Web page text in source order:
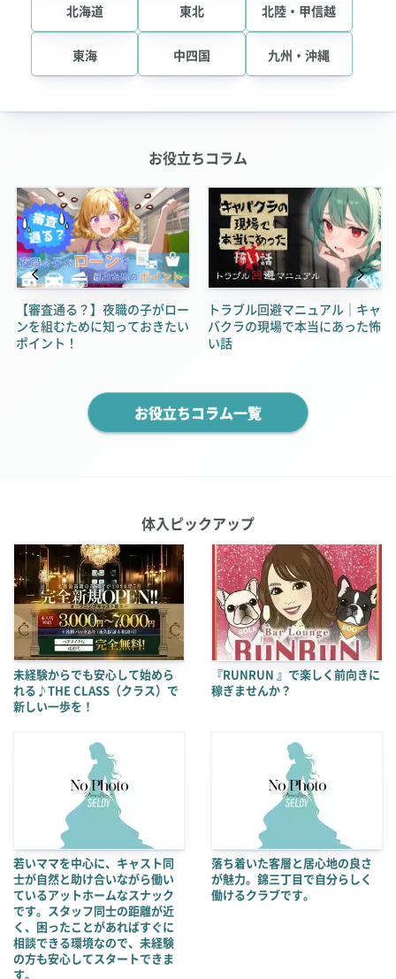
北海道 東北 北陸・甲信越
東海 中四国 九州・沖縄
お役立ちコラム
【審査通る？】夜職の子がロー
ンを組むために知っておきたい
ポイント！
トラブル回避マニュアル｜キャ
バクラの現場で本当にあった怖
い話
お役立ちコラム一覧
体入ピックアップ
未経験からでも安心して始めら
れる♪THE CLASS（クラス）で
新しい一歩を！
『RUNRUN 』で楽しく前向きに
稼ぎませんか？
若いママを中心に、キャスト同
士が自然と助け合いながら働い
ているアットホームなスナック
です。スタッフ同士の距離が近
く、困ったことがあればすぐに
相談できる環境なので、未経験
の方も安心してスタートできま
す。
落ち着いた客層と居心地の良さ
が魅力。錦三丁目で自分らしく
働けるクラブです。